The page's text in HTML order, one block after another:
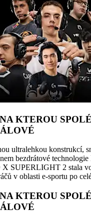
KTEROU
ultralehkou konstrukcí,
bezdrátové
X SUPERLIGHT 2 stala
v oblasti e-sportu po
KTEROU